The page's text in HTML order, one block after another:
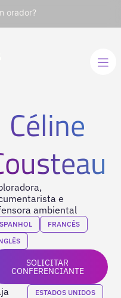
orador?
Céline
e
ambiental
FRANCÊS
SOLICITAR
CONFERENCIANTE
ESTADOS UNIDOS